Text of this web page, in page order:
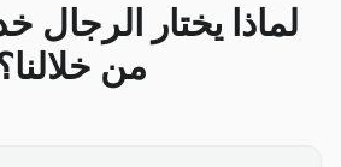
لماذا يختار الرجال
من